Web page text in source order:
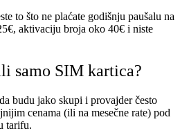
to što ne plaćate godišnju paušalu na
aktivaciju broja oko 40€ i niste
samo SIM kartica?
budu jako skupi i provajder često
cenama (ili na mesečne rate) pod
tarifu.